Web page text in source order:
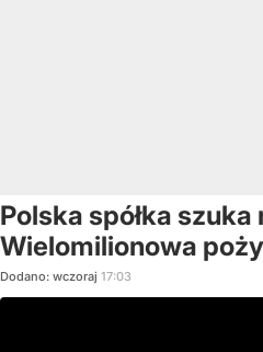
Polska spółka
Wielomilionowa
Dodano: wczoraj 17:03